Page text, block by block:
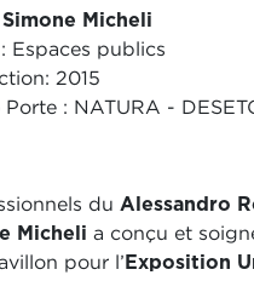
Micheli
Espaces publics
2015
: NATURA -
du Alessandro
Micheli a conçu et
pour l’Exposition